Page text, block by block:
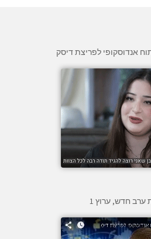
אנדוסקופי לפריצת דיסק
ערב חדש, ערוץ 1